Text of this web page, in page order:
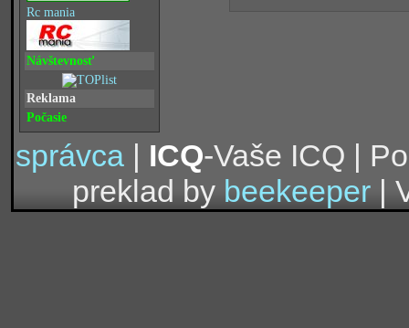
Rc mania
Návštevnosť
Reklama
Počasie
správca| ICQ-Vaše ICQ |
preklad by beekeeper |